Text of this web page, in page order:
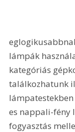
lámpák
kategóriás
találkozhatunk
es nappali-fény
fogyasztás